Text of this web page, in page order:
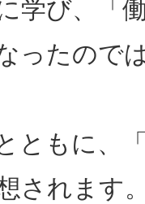
学び、「
ったので
ともに、
されます